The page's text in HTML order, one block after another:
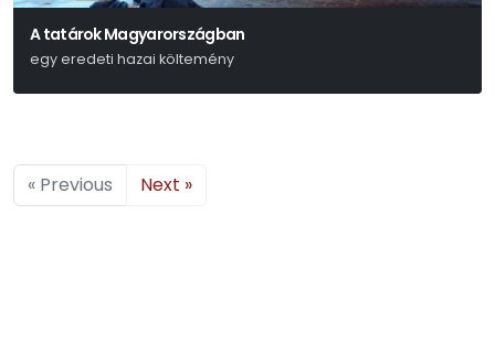
A tatárok Magyarországban
egy eredeti hazai költemény
« Previous Next »